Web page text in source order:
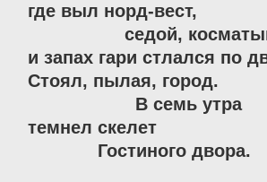
где выл норд-вест,
седой,
и запах гари стлался по
Стоял, пылая, город.
                    В семь утра
темнел скелет
             Гостиного двора.